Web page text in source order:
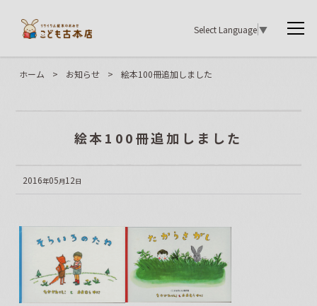
Select Language▼
ホーム > お知らせ > 絵本100冊追加しました
絵本100冊追加しました
2016年05月12日